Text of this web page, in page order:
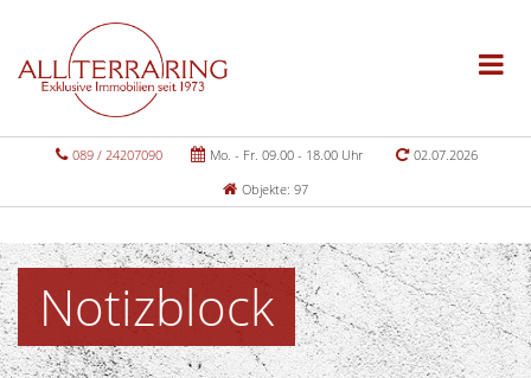
089 / 24207090 Mo. - Fr. 09.00 - 18.00 Uhr
02.07.2026
Objekte: 97
Notizblock